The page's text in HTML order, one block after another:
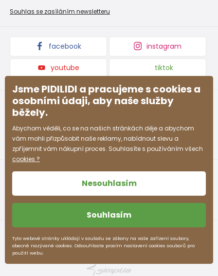
Nevyzvednutá objednávka na dobírku
Affiliate program
Kolekce zboží
Souhlas se zasíláním newsletteru
facebook instagram
youtube tiktok
pidilidi.cz © 2026. WebdesignLitvanyi.sk.
Jsme PIDILIDI a pracujeme s cookies a
osobními údaji, aby naše služby
běžely.
Abychom věděli, co se na našich stránkách děje a abychom
vám mohli přizpůsobit naše reklamy, nabídnout slevu a
zpříjemnit vám nákupní proces. Souhlasíte s používáním všech
cookies ?
Nesouhlasím
Souhlasím
Tyto webové stránky ukládají v souladu se zákony na vaše zařízení soubory,
obecně nazývané cookies. Odsouhlaste prosím nastavení cookies souborů pro
použití webu.